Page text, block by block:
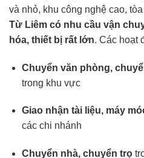
và nhỏ, khu công nghệ cao,
Từ Liêm có nhu cầu vận
hóa, thiết bị rất lớn. Các hoạt
Chuyển văn phòng,
trong khu vực
Giao nhận tài liệu, máy
các chi nhánh
Chuyển nhà, chuyển trọ